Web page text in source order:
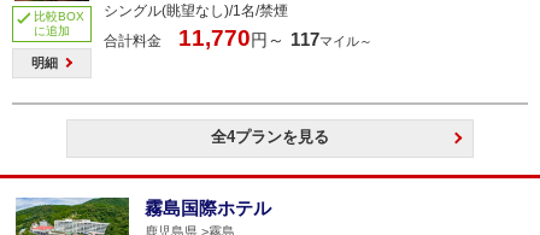
比較BOX
に追加
明細
シングル(眺望なし)/1名/禁煙
合計料金
11,770円～ 117マイル～
全4プランを見る
霧島国際ホテル
鹿児島県 霧島